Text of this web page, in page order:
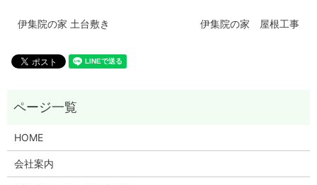
伊集院の家 土台敷き 伊集院の家 屋根工事
HOME
会社案内